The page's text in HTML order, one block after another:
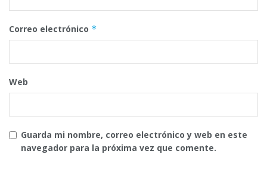
Correo electrónico *
Web
Guarda mi nombre, correo electrónico y web en este
navegador para la próxima vez que comente.